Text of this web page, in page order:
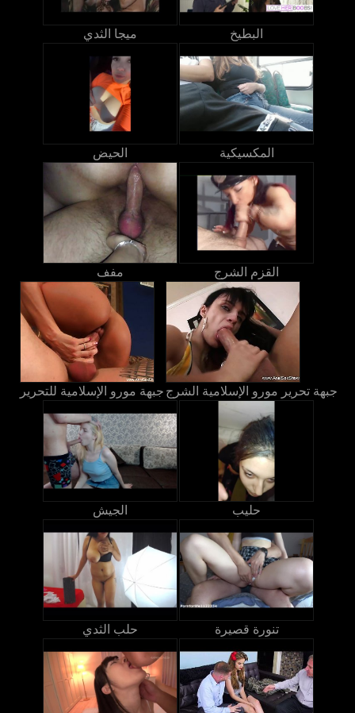
ميجا الثدي البطيخ
الحيض المكسيكية
مفف القزم الشرج
جبهة مورو الإسلامية للتحرير جبهة تحرير مورو الإسلامية الشرج
الجيش حليب
حلب الثدي تنورة قصيرة